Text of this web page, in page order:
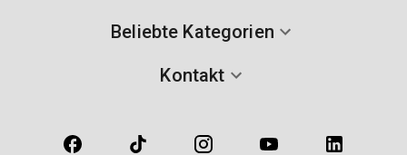
Beliebte Kategorien
Kontakt